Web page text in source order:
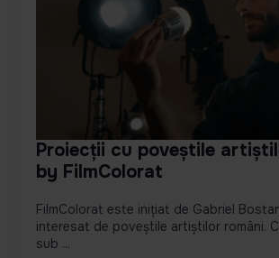
Proiecții cu poveștile
by FilmColorat
FilmColorat este inițiat de Gabriel
interesat de poveștile artiștilor români.
sub ...